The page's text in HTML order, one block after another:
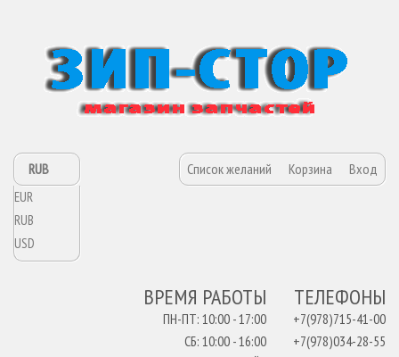
Список желаний Корзина Вход
RUB
EUR
RUB
USD
ТЕЛЕФОНЫ
+7(978)715-41-00
+7(978)034-28-55
ВРЕМЯ РАБОТЫ
ПН-ПТ: 10:00 - 17:00
СБ: 10:00 - 16:00